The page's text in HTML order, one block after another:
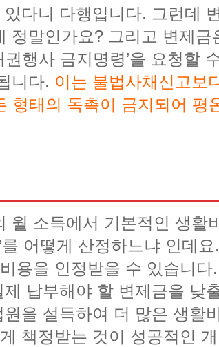
다니 다행입니다. 그런데
정말인가요? 그리고 변제금
행사 금지명령’을 요청할
니다. 이는 불법사채신고보
형태의 독촉이 금지되어 평
월 소득에서 기본적인 생활
어떻게 산정하느냐 인데요
용을 인정받을 수 있습니다
납부해야 할 변제금을 낮
을 설득하여 더 많은 생활
책정받는 것이 성공적인 개